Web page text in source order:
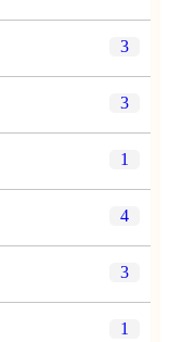
3
3
1
4
3
1